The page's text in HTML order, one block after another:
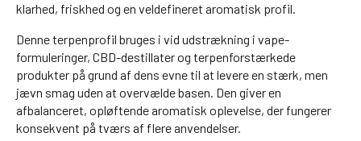
klarhed, friskhed og en veldefineret aromatisk profil.
Denne terpenprofil bruges i vid udstrækning i vape-
formuleringer, CBD-destillater og terpenforstærkede
produkter på grund af dens evne til at levere en stærk, men
jævn smag uden at overvælde basen. Den giver en
afbalanceret, opløftende aromatisk oplevelse, der fungerer
konsekvent på tværs af flere anvendelser.